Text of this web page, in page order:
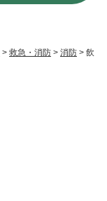
> 救急・消防 > 消防 > 飲